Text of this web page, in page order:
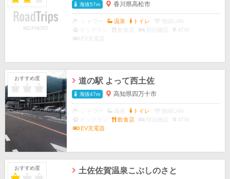
海抜57m 香川県高松市
温泉 トイレ
無線LAN
ドッグラン
飲食店 宿泊施設
ATM
EV充電器
おすすめ度 道の駅 よって西土佐
海抜47m 高知県四万十市
トイレ
無線LAN
ドッグラン
飲食店 宿泊施設
ATM
EV充電器
おすすめ度 土佐佐賀温泉こぶしのさと